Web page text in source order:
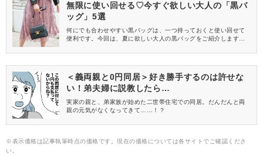
無限に使い回せる♡今すぐ欲しい大人の「黒バ
ッグ」5選
何にでも合わせやすい黒バッグは、一つ持っておくと使い回せて
便利です。今回は、夏に欲しい大人の黒バッグをご紹介します。
ね♡
＜義両親と0円同居＞好き勝手するのは許せな
い！弟夫婦に説教したら…
実家の親と、弟家族が始めた二世帯住宅での同居。だんだんと両
親の元気がなくなってきて……！？
※表示価格は記事執筆時点の価格です。現在の価格については各サイトでご確認くださ
い。